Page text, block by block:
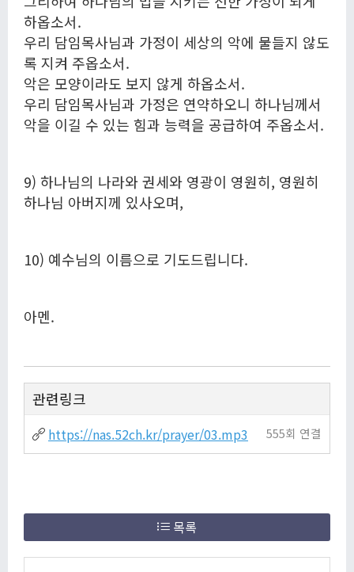
하옵소서.
우리 담임목사님과 가정이 세상의 악에 물들지 않도
록 지켜 주옵소서.
악은 모양이라도 보지 않게 하옵소서.
우리 담임목사님과 가정은 연약하오니 하나님께서
악을 이길 수 있는 힘과 능력을 공급하여 주옵소서.
9) 하나님의 나라와 권세와 영광이 영원히, 영원히
하나님 아버지께 있사오며,
10) 예수님의 이름으로 기도드립니다.
아멘.
관련링크
https://nas.52ch.kr/prayer/03.mp3 555회 연결
목록